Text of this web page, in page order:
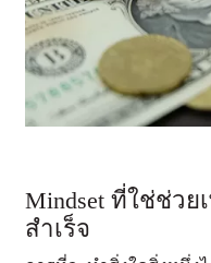
Mindset ที่ใช่ช่ว
สำเร็จ